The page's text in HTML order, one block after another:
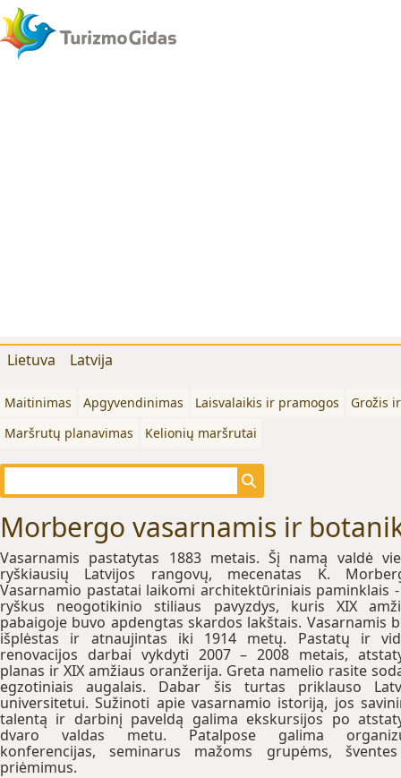
Lietuva Latvija
Maitinimas Apgyvendinimas Laisvalaikis ir pramogos
Grožis
Maršrutų planavimas
Kelionių maršrutai
Morbergo vasarnamis ir
Vasarnamis pastatytas 1883 metais. Šį namą valdė
ryškiausių Latvijos rangovų, mecenatas K.
Vasarnamio pastatai laikomi architektūriniais paminklais
ryškus neogotikinio stiliaus pavyzdys, kuris XIX
pabaigoje buvo apdengtas skardos lakštais. Vasarnamis
išplėstas ir atnaujintas iki 1914 metų. Pastatų ir
renovacijos darbai vykdyti 2007 – 2008 metais,
planas ir XIX amžiaus oranžerija. Greta namelio rasite
egzotiniais augalais. Dabar šis turtas priklauso
universitetui. Sužinoti apie vasarnamio istoriją, jos
talentą ir darbinį paveldą galima ekskursijos po
dvaro valdas metu. Patalpose galima
konferencijas, seminarus mažoms grupėms,
priėmimus.